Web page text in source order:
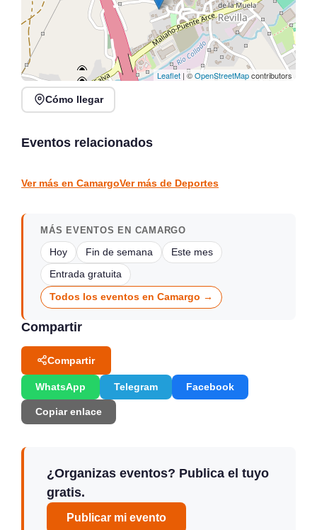
Leaflet | ©OpenStreetMapcontributors
Cómo llegar
Eventos relacionados
V Concentración Motera
Polanco
Ver más en CamargoVer más de Deportes
MÁS EVENTOS EN CAMARGO
Hoy Fin de semana Este mes
Entrada gratuita
Todos los eventos en Camargo →
Compartir
Compartir
WhatsApp Telegram Facebook
Copiar enlace
¿Organizas eventos? Publica el tuyo
gratis.
Publicar mi evento